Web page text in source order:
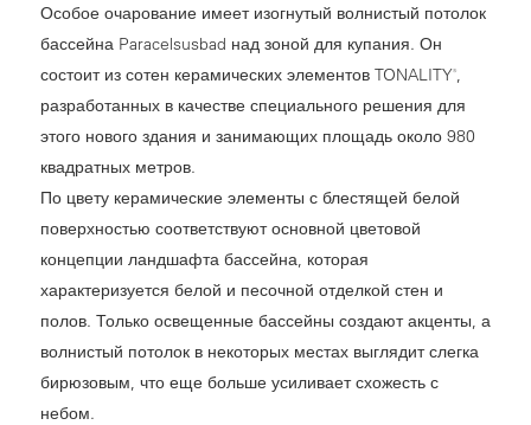
Особое очарование имеет изогнутый волнистый потолок
бассейна Paracelsusbad над зоной для купания. Он
состоит из сотен керамических элементов TONALITY®,
разработанных в качестве специального решения для
этого нового здания и занимающих площадь около 980
квадратных метров.
По цвету керамические элементы с блестящей белой
поверхностью соответствуют основной цветовой
концепции ландшафта бассейна, которая
характеризуется белой и песочной отделкой стен и
полов. Только освещенные бассейны создают акценты, а
волнистый потолок в некоторых местах выглядит слегка
бирюзовым, что еще больше усиливает схожесть с
небом.